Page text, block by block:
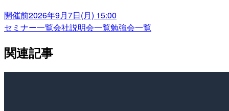
開催前2026年9月7日(月) 15:00
セミナー一覧会社説明会一覧勉強会一覧
関連記事